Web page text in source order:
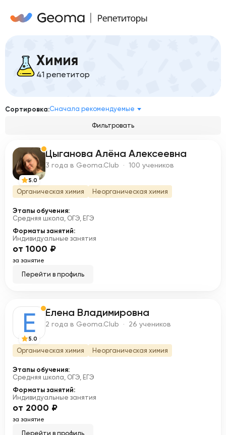
Химия
41 репетитор
Сортировка:Сначала рекомендуемые
Фильтровать
Ц
5.0
Цыганова Алёна Алексеевна
3 года в Geoma.Club · 100 учеников
Органическая химия Неорганическая химия
Этапы обучения:
Средняя школа, ОГЭ, ЕГЭ
Форматы занятий:
Индивидуальные занятия
от 1000 ₽
за занятие
Перейти в профиль
Е
5.0
Елена Владимировна
2 года в Geoma.Club · 26 учеников
Органическая химия Неорганическая химия
Этапы обучения:
Средняя школа, ОГЭ, ЕГЭ
Форматы занятий:
Индивидуальные занятия
от 2000 ₽
за занятие
Перейти в профиль